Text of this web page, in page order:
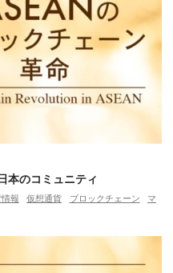
本のコミュニティ
報 仮想通貨 ブロックチェーン
マ